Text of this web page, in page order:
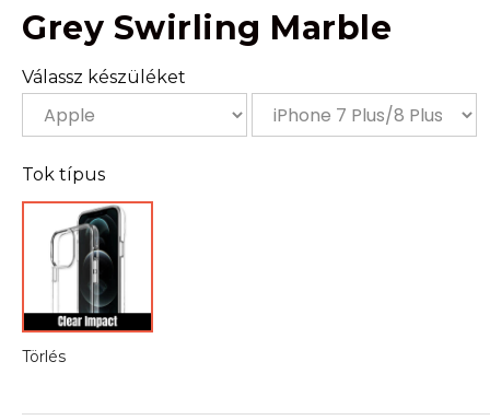
Grey Swirling Marble
Válassz készüléket
Tok típus
Törlés